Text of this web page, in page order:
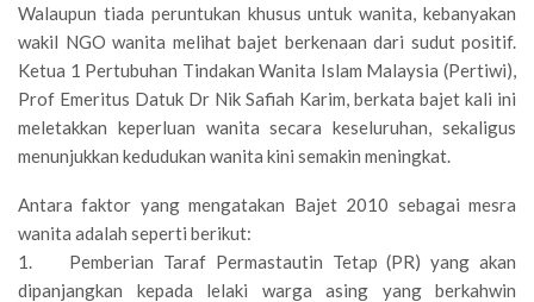
Walaupun tiada peruntukan khusus untuk wanita, kebanyakan
wakil NGO wanita melihat bajet berkenaan dari sudut positif.
Ketua 1 Pertubuhan Tindakan Wanita Islam Malaysia (Pertiwi),
Prof Emeritus Datuk Dr Nik Safiah Karim, berkata bajet kali ini
meletakkan keperluan wanita secara keseluruhan, sekaligus
menunjukkan kedudukan wanita kini semakin meningkat.
Antara faktor yang mengatakan Bajet 2010 sebagai mesra
wanita adalah seperti berikut:
1. Pemberian Taraf Permastautin Tetap (PR) yang akan
dipanjangkan kepada lelaki warga asing yang berkahwin